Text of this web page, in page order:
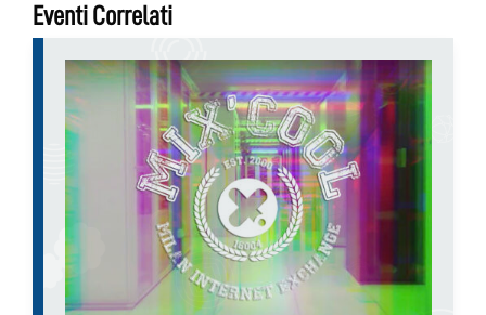
Eventi Correlati